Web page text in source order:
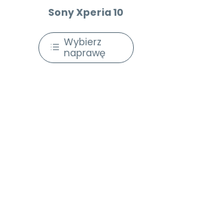
Sony Xperia 10
Wybierz
naprawę